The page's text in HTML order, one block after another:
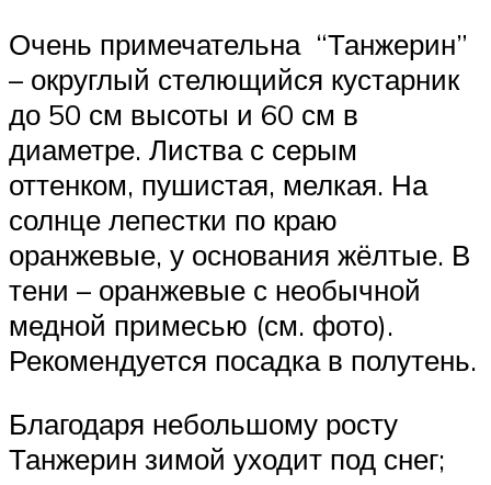
Очень примечательна “Танжерин”
– округлый стелющийся кустарник
до 50 см высоты и 60 см в
диаметре. Листва с серым
оттенком, пушистая, мелкая. На
солнце лепестки по краю
оранжевые, у основания жёлтые. В
тени – оранжевые с необычной
медной примесью (см. фото).
Рекомендуется посадка в полутень.
Благодаря небольшому росту
Танжерин зимой уходит под снег;